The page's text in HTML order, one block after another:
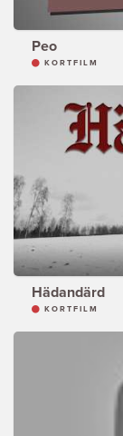
Peo
KORTFILM
Hädandärd
KORTFILM